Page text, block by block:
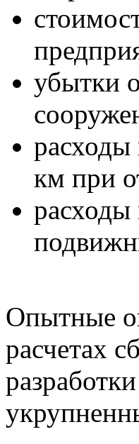
убытки
расходы
км при
расходы
Опытные
расчетах